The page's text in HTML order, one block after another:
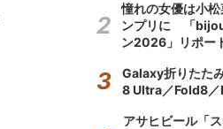
憧れの女優は小
ンプリに 「
ン2026」リポー
Galaxy折りたた
8 Ultra／Fold8
アサヒビール「